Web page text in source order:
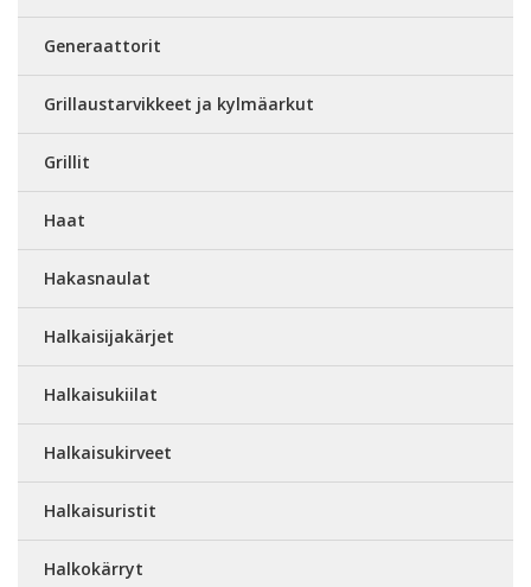
Generaattorit
Grillaustarvikkeet ja kylmäarkut
Grillit
Haat
Hakasnaulat
Halkaisijakärjet
Halkaisukiilat
Halkaisukirveet
Halkaisuristit
Halkokärryt